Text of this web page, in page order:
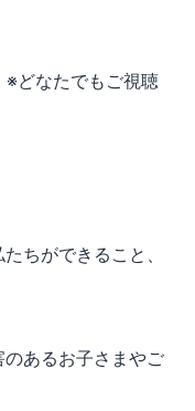
※どなたでもご視聴
ちができること、
あるお子さまやご